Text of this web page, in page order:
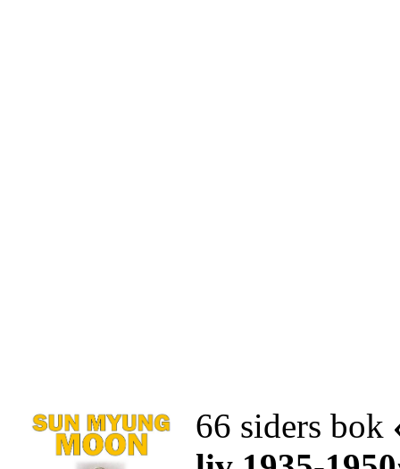
66 siders bok